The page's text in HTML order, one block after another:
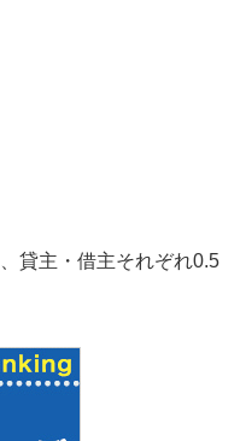
貸主・借主それぞれ0.5